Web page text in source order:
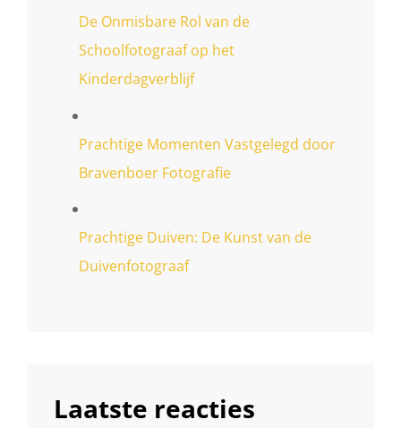
De Onmisbare Rol van de
Schoolfotograaf op het
Kinderdagverblijf
Prachtige Momenten Vastgelegd door
Bravenboer Fotografie
Prachtige Duiven: De Kunst van de
Duivenfotograaf
Laatste reacties